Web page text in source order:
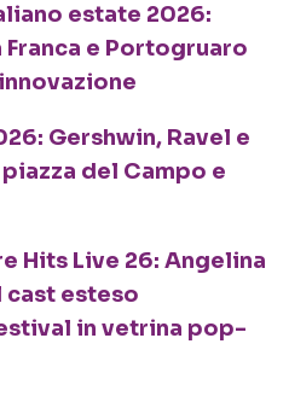
estate 2026:
e Portogruaro
Gershwin, Ravel e
del Campo e
Hits Live 26: Angelina
cast esteso
in vetrina pop-